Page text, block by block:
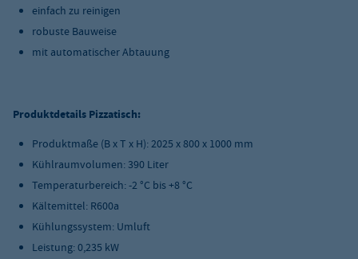
einfach zu reinigen
robuste Bauweise
mit automatischer Abtauung
Produktdetails Pizzatisch:
Produktmaße (B x T x H): 2025 x 800 x 1000 mm
Kühlraumvolumen: 390 Liter
Temperaturbereich: -2 °C bis +8 °C
Kältemittel: R600a
Kühlungssystem: Umluft
Leistung: 0,235 kW